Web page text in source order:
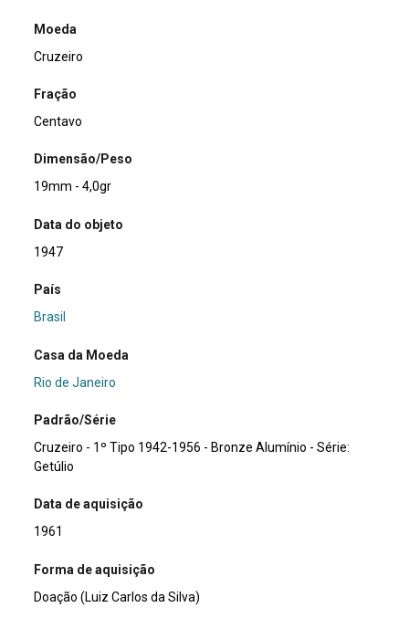
Moeda
Cruzeiro
Fração
Centavo
Dimensão/Peso
19mm - 4,0gr
Data do objeto
1947
País
Brasil
Casa da Moeda
Rio de Janeiro
Padrão/Série
Cruzeiro - 1º Tipo 1942-1956 - Bronze Alumínio - Série:
Getúlio
Data de aquisição
1961
Forma de aquisição
Doação (Luiz Carlos da Silva)